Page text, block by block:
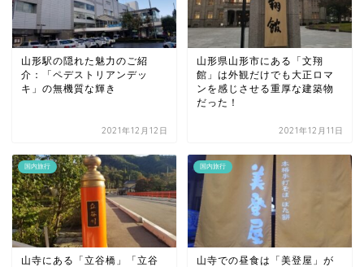
山形駅の隠れた魅力のご紹
介：「ペデストリアンデッ
キ」の無機質な輝き
2021年12月12日
山形県山形市にある「文翔
館」は外観だけでも大正ロマ
ンを感じさせる重厚な建築物
だった！
2021年12月11日
国内旅行
山寺にある「立谷橋」「立谷
国内旅行
山寺での昼食は「美登屋」が